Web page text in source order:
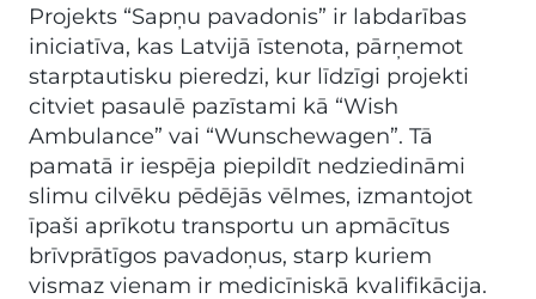
Projekts “Sapņu pavadonis” ir labdarības
iniciatīva, kas Latvijā īstenota, pārņemot
starptautisku pieredzi, kur līdzīgi projekti
citviet pasaulē pazīstami kā “Wish
Ambulance” vai “Wunschewagen”. Tā
pamatā ir iespēja piepildīt nedziedināmi
slimu cilvēku pēdējās vēlmes, izmantojot
īpaši aprīkotu transportu un apmācītus
brīvprātīgos pavadoņus, starp kuriem
vismaz vienam ir medicīniskā kvalifikācija.